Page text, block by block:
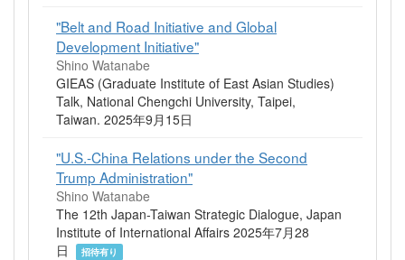
"Belt and Road Initiative and Global
Development Initiative"
Shino Watanabe
GIEAS (Graduate Institute of East Asian Studies)
Talk, National Chengchi University, Taipei,
Taiwan. 2025年9月15日
"U.S.-China Relations under the Second
Trump Administration"
Shino Watanabe
The 12th Japan-Taiwan Strategic Dialogue, Japan
Institute of International Affairs 2025年7月28
日
招待有り